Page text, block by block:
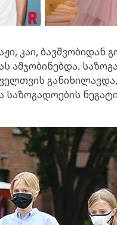
კაი, ბავშვობიდან
ამჯობინებდა.
საზოგადოების